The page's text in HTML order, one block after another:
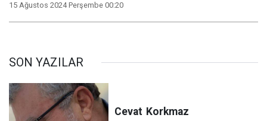
15 Ağustos 2024 Perşembe 00:20
SON YAZILAR
Cevat Korkmaz